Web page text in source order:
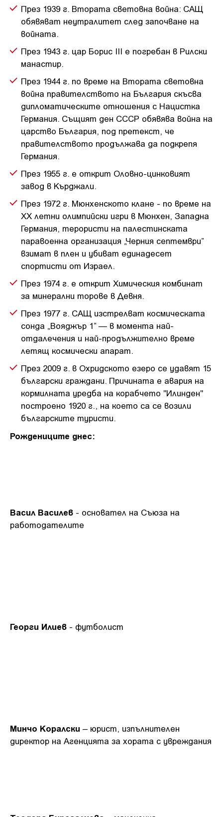
През 1939 г. Втората световна война: САЩ
обявяват неутралитет след започване на
войната.
През 1943 г. цар Борис III е погребан в Рилски
манастир.
През 1944 г. по време на Втората световна
война правителството на България скъсва
дипломатическите отношения с Нацистка
Германия. Същият ден СССР обявява война на
царство България, под претекст, че
правителството продължава да подкрепя
Германия.
През 1955 г. е открит Оловно-цинковият
завод в Кърджали.
През 1972 г. Мюнхенското клане - по време на
XX летни олимпийски игри в Мюнхен, Западна
Германия, терористи на палестинската
паравоенна организация „Черния септември”
взимат в плен и убиват единадесет
спортисти от Израел.
През 1974 г. е открит Химическия комбинат
за минерални торове в Девня.
През 1977 г. САЩ изстрелват космическата
сонда „Вояджър 1” — в момента най-
отдалечения и най-продължително време
летящ космически апарат.
През 2009 г. в Охридското езеро се удавят 15
български граждани. Причината е авария на
кормилната уредба на корабчето "Илинден"
построено 1920 г., на което са се возили
българските туристи.
Рождениците днес:
Васил Василев - основател на Съюза на
работодателите
Георги Илиев - футболист
Минчо Коралски – юрист, изпълнителен
директор на Агенцията за хората с увреждания